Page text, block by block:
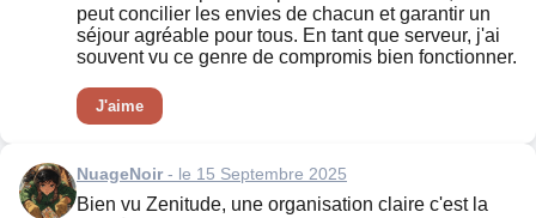
peut concilier les envies de chacun et garantir un
séjour agréable pour tous. En tant que serveur, j'ai
souvent vu ce genre de compromis bien fonctionner.
J'aime
NuageNoir- le 15 Septembre 2025
Bien vu Zenitude, une organisation claire c'est la